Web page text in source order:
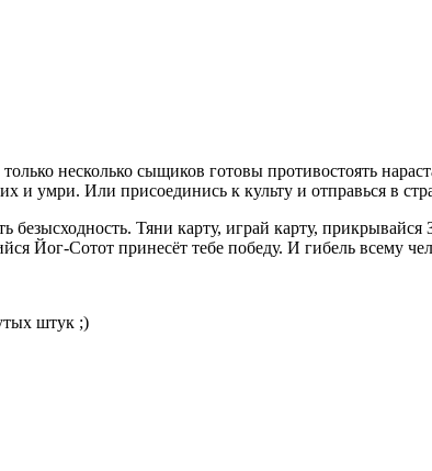
только несколько сыщиков готовы противостоять
и умри. Или присоединись к культу и отправься в
Тяни карту, играй карту,
Йог-Сотот принесёт тебе победу. И гибель всему
штук ;)